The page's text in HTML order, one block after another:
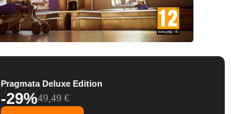
Pragmata Deluxe Edition
-29%49,49 €